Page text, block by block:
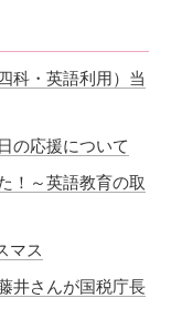
科・英語利用）当
の応援について
！～英語教育の取
マス
井さんが国税庁長